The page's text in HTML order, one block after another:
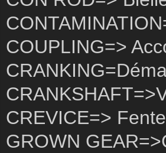
COUPLING=>
CREVICE=> Fente
GROWN